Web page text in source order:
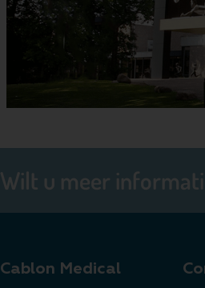
Wilt u meer
Cablon Medical